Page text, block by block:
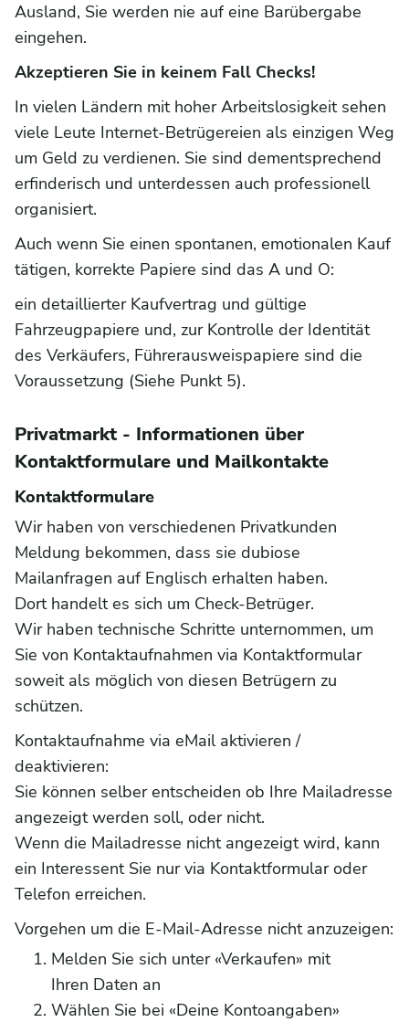
Ausland, Sie werden nie auf eine Barübergabe
eingehen.
Akzeptieren Sie in keinem Fall Checks!
In vielen Ländern mit hoher Arbeitslosigkeit sehen
viele Leute Internet-Betrügereien als einzigen Weg
um Geld zu verdienen. Sie sind dementsprechend
erfinderisch und unterdessen auch professionell
organisiert.
Auch wenn Sie einen spontanen, emotionalen Kauf
tätigen, korrekte Papiere sind das A und O:
ein detaillierter Kaufvertrag und gültige
Fahrzeugpapiere und, zur Kontrolle der Identität
des Verkäufers, Führerausweispapiere sind die
Voraussetzung (Siehe Punkt 5).
Privatmarkt - Informationen über
Kontaktformulare und Mailkontakte
Kontaktformulare
Wir haben von verschiedenen Privatkunden
Meldung bekommen, dass sie dubiose
Mailanfragen auf Englisch erhalten haben.
Dort handelt es sich um Check-Betrüger.
Wir haben technische Schritte unternommen, um
Sie von Kontaktaufnahmen via Kontaktformular
soweit als möglich von diesen Betrügern zu
schützen.
Kontaktaufnahme via eMail aktivieren /
deaktivieren:
Sie können selber entscheiden ob Ihre Mailadresse
angezeigt werden soll, oder nicht.
Wenn die Mailadresse nicht angezeigt wird, kann
ein Interessent Sie nur via Kontaktformular oder
Telefon erreichen.
Vorgehen um die E-Mail-Adresse nicht anzuzeigen:
Melden Sie sich unter «Verkaufen» mit
Ihren Daten an
Wählen Sie bei «Deine Kontoangaben»